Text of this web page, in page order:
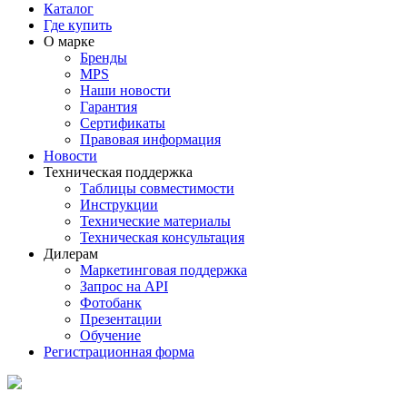
Каталог
Где купить
О марке
Бренды
MPS
Наши новости
Гарантия
Сертификаты
Правовая информация
Новости
Техническая поддержка
Таблицы совместимости
Инструкции
Технические материалы
Техническая консультация
Дилерам
Маркетинговая поддержка
Запрос на API
Фотобанк
Презентации
Обучение
Регистрационная форма